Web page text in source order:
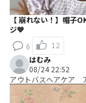
【 崩れない！】帽子
ジ💙
6
12
はむみ
08/24 22:52
アウトバスヘアケア
ー Ａコース：＼試し
ャッチコピー開発コース